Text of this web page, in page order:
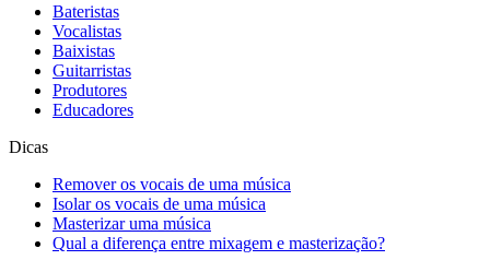
Bateristas
Vocalistas
Baixistas
Guitarristas
Produtores
Educadores
Dicas
Remover os vocais de uma música
Isolar os vocais de uma música
Masterizar uma música
Qual a diferença entre mixagem e masterização?